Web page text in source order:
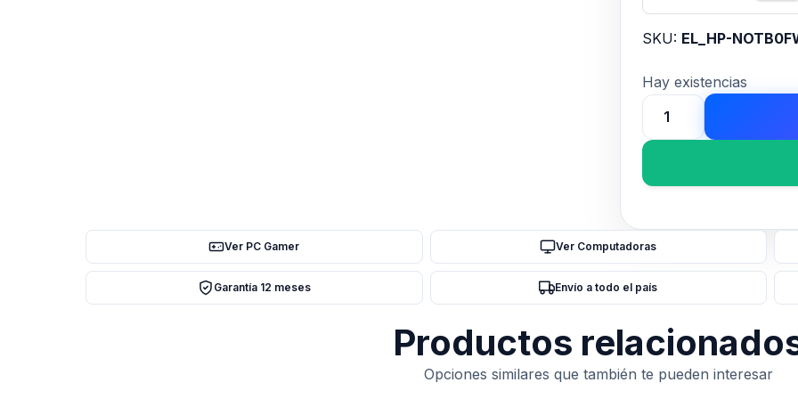
SKU: EL_HP-
Hay existencias
Notebook
HP
U5
8GB/512
Win11P
cantidad
Ver PC Gamer Ver Computadoras
Garantía 12 meses Envío a todo el país
Productos
Opciones similares que también te pueden interesar